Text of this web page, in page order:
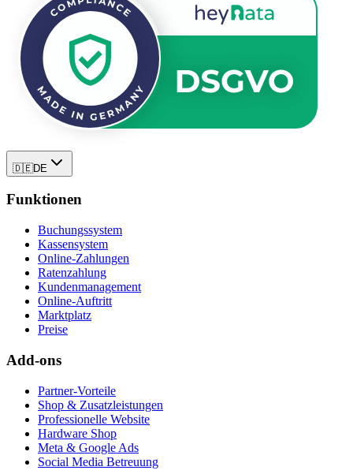
🇩🇪DE
Funktionen
Buchungssystem
Kassensystem
Online-Zahlungen
Ratenzahlung
Kundenmanagement
Online-Auftritt
Marktplatz
Preise
Add-ons
Partner-Vorteile
Shop & Zusatzleistungen
Professionelle Website
Hardware Shop
Meta & Google Ads
Social Media Betreuung